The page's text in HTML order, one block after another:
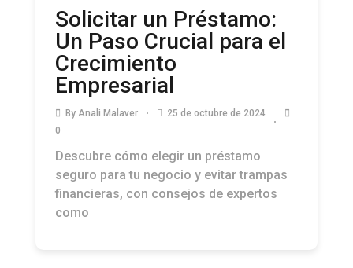
Solicitar un Préstamo:
Un Paso Crucial para el
Crecimiento
Empresarial
By Anali Malaver
25 de octubre de 2024
0
Descubre cómo elegir un préstamo
seguro para tu negocio y evitar trampas
financieras, con consejos de expertos
como